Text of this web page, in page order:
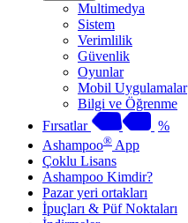
Multimedya
Sistem
Verimlilik
Güvenlik
Oyunlar
Mobil Uygulamalar
Bilgi ve Öğrenme
Fırsatlar
%
Ashampoo® App
Çoklu Lisans
Ashampoo Kimdir?
Pazar yeri ortakları
İpuçları & Püf Noktaları